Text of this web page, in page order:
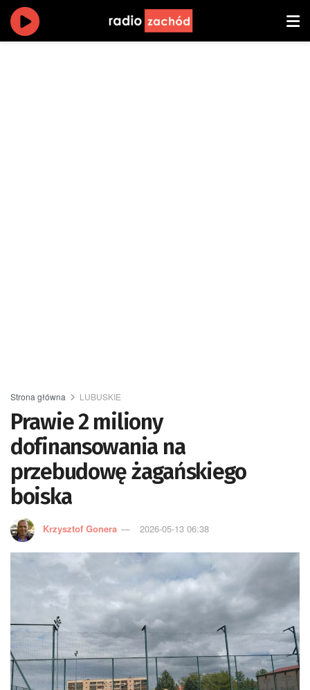
Strona główna LUBUSKIE
Prawie 2 miliony
dofinansowania na
przebudowę żagańskiego
boiska
Krzysztof Gonera 2026-05-13 06:38